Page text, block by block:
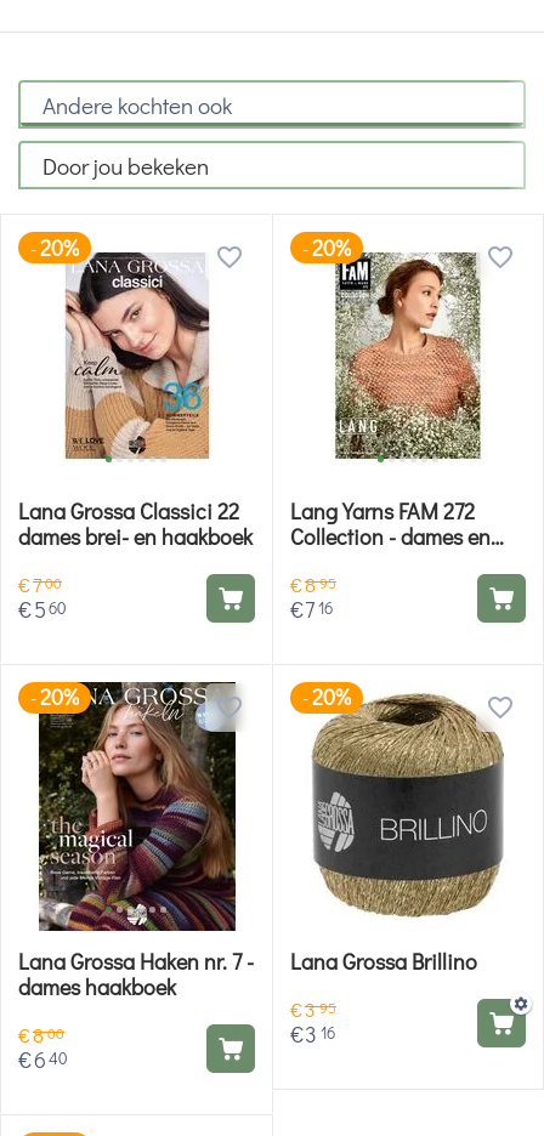
Andere kochten ook
Door jou bekeken
-20%
Lana Grossa Classici 22
dames brei- en haakboek
€700
€560
-20%
Lang Yarns FAM 272
Collection - dames en
€895
€716
-20%
Lana Grossa Haken nr. 7 -
dames haakboek
€800
€640
-20%
Lana Grossa Brillino
€395
€3 16